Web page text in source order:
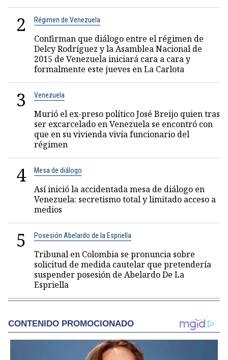
2 Régimen de Venezuela
Confirman que diálogo entre el régimen de
Delcy Rodríguez y la Asamblea Nacional de
2015 de Venezuela iniciará cara a cara y
formalmente este jueves en La Carlota
3 Venezuela
Murió el ex-preso político José Breijo quien tras
ser excarcelado en Venezuela se encontró con
que en su vivienda vivía funcionario del
régimen
4 Mesa de diálogo
Así inició la accidentada mesa de diálogo en
Venezuela: secretismo total y limitado acceso a
medios
5 Posesión Abelardo de la Espriella
Tribunal en Colombia se pronuncia sobre
solicitud de medida cautelar que pretendería
suspender posesión de Abelardo De La
Espriella